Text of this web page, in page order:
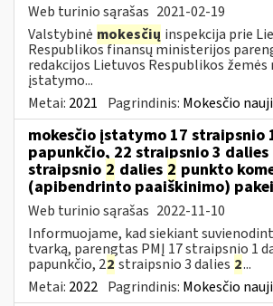
Web turinio sąrašas 2021-02-19
Valstybinė mokesčių inspekcija prie
Respublikos finansų ministerijos
redakcijos Lietuvos Respublikos žemės
įstatymo...
Metai: 2021 Pagrindinis: Mokesčio
mokesčio įstatymo 17 straipsnio
papunkčio, 22 straipsnio 3 dalies
straipsnio 2 dalies 2 punkto
(apibendrinto paaiškinimo)
Web turinio sąrašas 2022-11-10
Informuojame, kad siekiant
tvarką, parengtas PMĮ 17 straipsnio 1
papunkčio, 22 straipsnio 3 dalies 2...
Metai: 2022 Pagrindinis: Mokesčio